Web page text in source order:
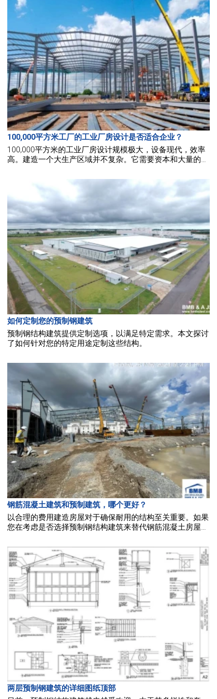
100,000平方米工厂的工业厂房设计是否适合企业？
100,000平方米的工业厂房设计规模极大，设备现代，效率
高。建造一个大生产区域并不复杂。它需要资本和大量的产
如何定制您的预制钢建筑
预制钢结构建筑提供定制选项，以满足特定需求。本文探讨
了如何针对您的特定用途定制这些结构。
钢筋混凝土建筑和预制建筑，哪个更好？
以合理的费用建造房屋对于确保耐用的结构至关重要。如果
您在考虑是否选择预制钢结构建筑来替代钢筋混凝土房屋，
两层预制钢建筑的详细图纸顶部